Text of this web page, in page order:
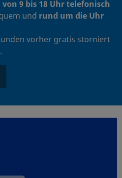
9 bis 18 Uhr telefonisch
und rund um die Uhr
vorher gratis storniert